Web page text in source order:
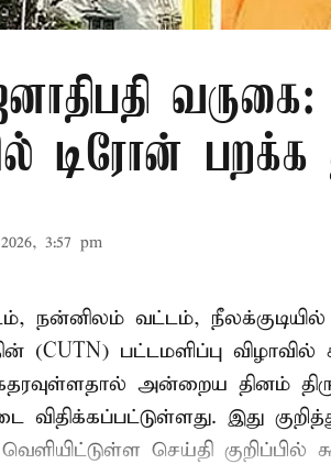
டிரோன்
3:57 pm
நன்னிலம் வட்டம்,
(CUTN) பட்டமளிப்பு
அன்றைய தினம்
இது
செய்தி குறிப்பில்